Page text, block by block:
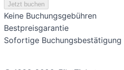
Jetzt buchen
Keine Buchungsgebühren
Bestpreisgarantie
Sofortige Buchungsbestätigung